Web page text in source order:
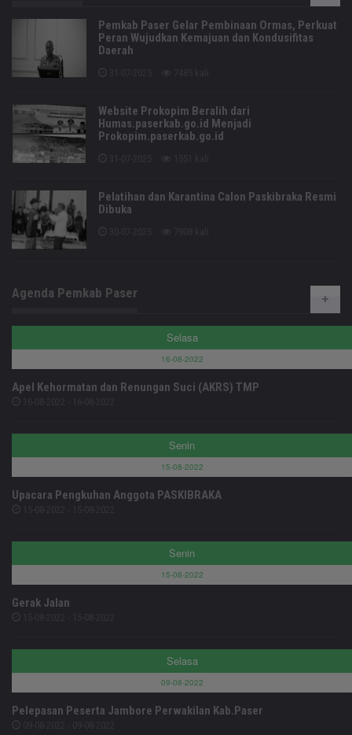
Pemkab Paser Gelar Pembinaan Ormas, Perkuat
Peran Wujudkan Kemajuan dan Kondusifitas
Daerah
Website Prokopim Beralih dari
Humas.paserkab.go.id Menjadi
Prokopim.paserkab.go.id
Pelatihan dan Karantina Calon Paskibraka Resmi
Dibuka
Agenda Pemkab Paser
Selasa
16-08-2022
Apel Kehormatan dan Renungan Suci (AKRS) TMP
Senin
15-08-2022
Upacara Pengkuhan Anggota PASKIBRAKA
Senin
15-08-2022
Gerak Jalan
Selasa
09-08-2022
Pelepasan Peserta Jambore Perwakilan Kab.Paser